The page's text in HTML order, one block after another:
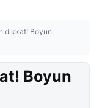
dikkat! Boyun
Boyun